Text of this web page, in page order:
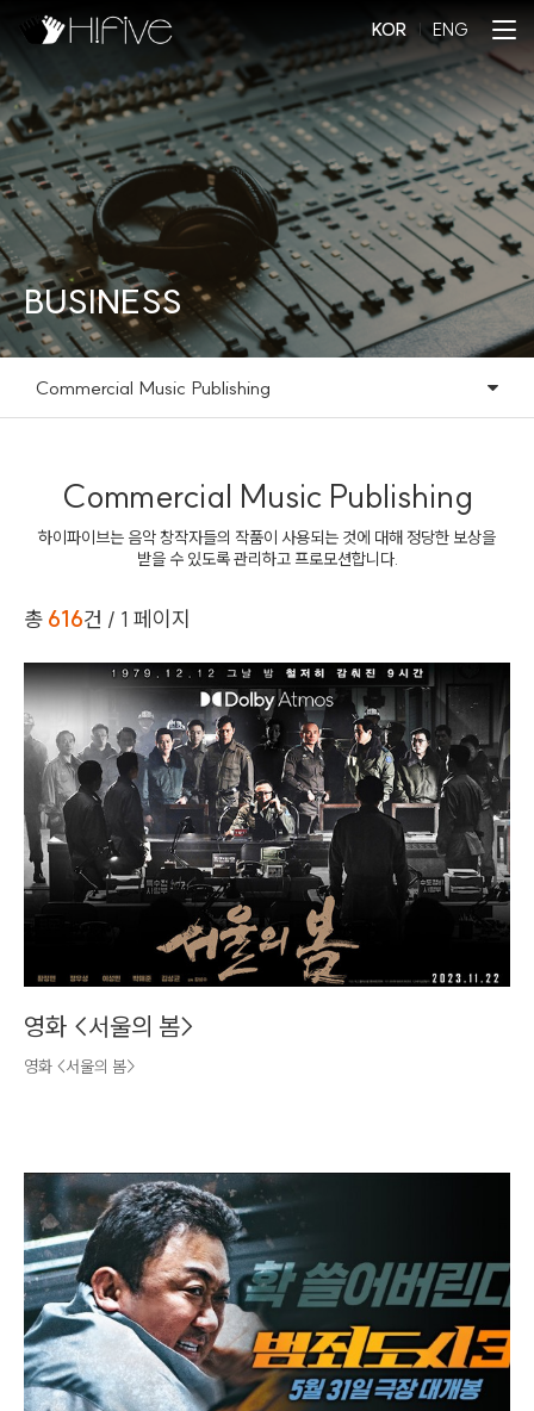
KOR lENG
BUSINESS
Commercial Music Publishing
Music Library
Artist
Commercial Music Publishing
하이파이브는 음악 창작자들의 작품이 사용되는 것에 대해 정당한 보상을
받을 수 있도록 관리하고 프로모션합니다.
총 616건 / 1 페이지
영화 <서울의 봄>
영화 <서울의 봄>